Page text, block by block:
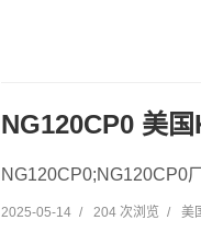
NG120CP0 美
NG120CP0;NG120CP0
2025-05-14 / 204 次浏览 / 美